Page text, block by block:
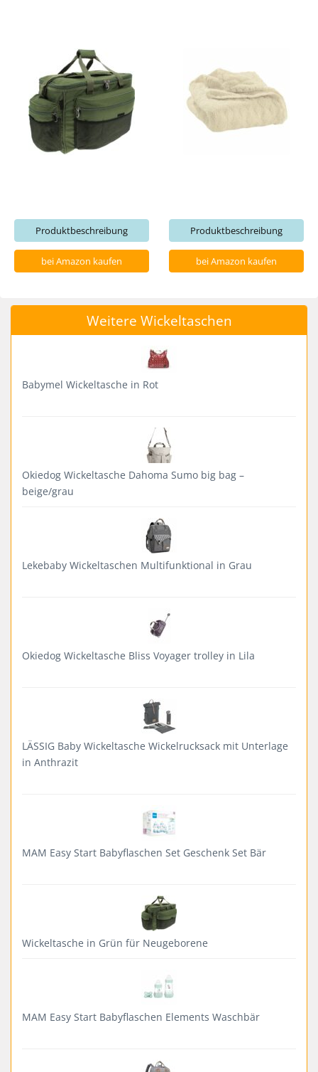
Produktbeschreibung
bei Amazon kaufen
Produktbeschreibung
bei Amazon kaufen
Weitere Wickeltaschen
Babymel Wickeltasche in Rot
Okiedog Wickeltasche Dahoma Sumo big bag –
beige/grau
Lekebaby Wickeltaschen Multifunktional in Grau
Okiedog Wickeltasche Bliss Voyager trolley in Lila
LÄSSIG Baby Wickeltasche Wickelrucksack mit Unterlage
in Anthrazit
MAM Easy Start Babyflaschen Set Geschenk Set Bär
Wickeltasche in Grün für Neugeborene
MAM Easy Start Babyflaschen Elements Waschbär